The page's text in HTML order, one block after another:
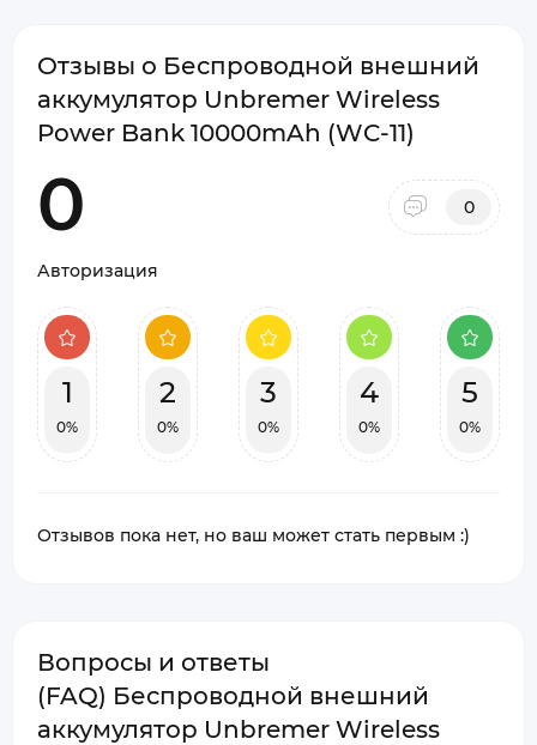
Отзывы о Беспроводной внешний
аккумулятор Unbremer Wireless
Power Bank 10000mAh (WC-11)
0 0
Авторизация
1
0%
2
0%
3
0%
4
0%
5
0%
Отзывов пока нет, но ваш может стать первым :)
Вопросы и ответы
(FAQ) Беспроводной внешний
аккумулятор Unbremer Wireless